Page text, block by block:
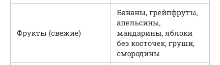
Фрукты (свежие)
Бананы, грейпфруты,
апельсины,
мандарины, яблоки
без косточек, груши,
смородины